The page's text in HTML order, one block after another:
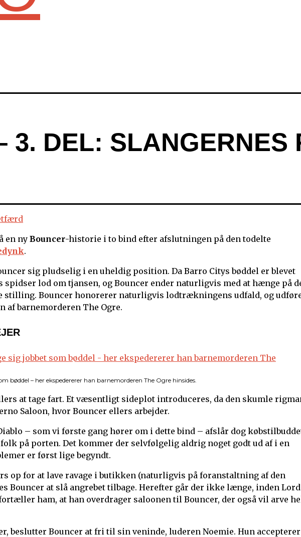
3. DEL:
en ny Bouncer-historie i to bind efter afslutningen på den todelte
.
sig pludselig i en uheldig position. Da Barro Citys bøddel er blevet
lod om tjansen, og Bouncer ender naturligvis med at hænge på
stilling. Bouncer honorerer naturligvis lodtrækningens udfald, og
barnemorderen The Ogre.
bøddel – her ekspedererer han barnemorderen The Ogre hinsides.
at tage fart. Et væsentligt sideplot introduceres, da den skumle
Saloon, hvor Bouncer ellers arbejder.
– som vi første gang hører om i dette bind – afslår dog
på porten. Det kommer der selvfølgelig aldrig noget godt ud af i en
er først lige begyndt.
op for at lave ravage i butikken (naturligvis på foranstaltning af den
Bouncer at slå angrebet tilbage. Herefter går der ikke længe, inden Lord
ham, at han overdrager saloonen til Bouncer, der også vil arve
beslutter Bouncer at fri til sin veninde, luderen Noemie. Hun accepterer